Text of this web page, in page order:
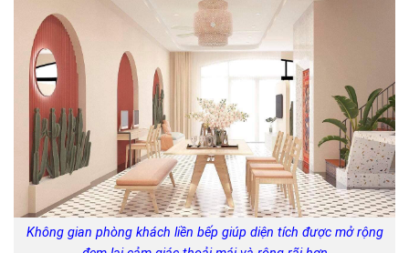
Không gian phòng khách liền bếp giúp diện tích được mở rộng